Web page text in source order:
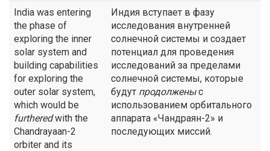
India was entering
the phase of
exploring the inner
solar system and
building capabilities
for exploring the
outer solar system,
which would be
furtheredwith the
Chandrayaan-2
orbiter and its
Индия вступает в фазу
исследования внутренней
солнечной системы и создает
потенциал для проведения
исследований за пределами
солнечной системы, которые
будут продолженыс
использованием орбитального
аппарата «Чандраян-2» и
последующих миссий.